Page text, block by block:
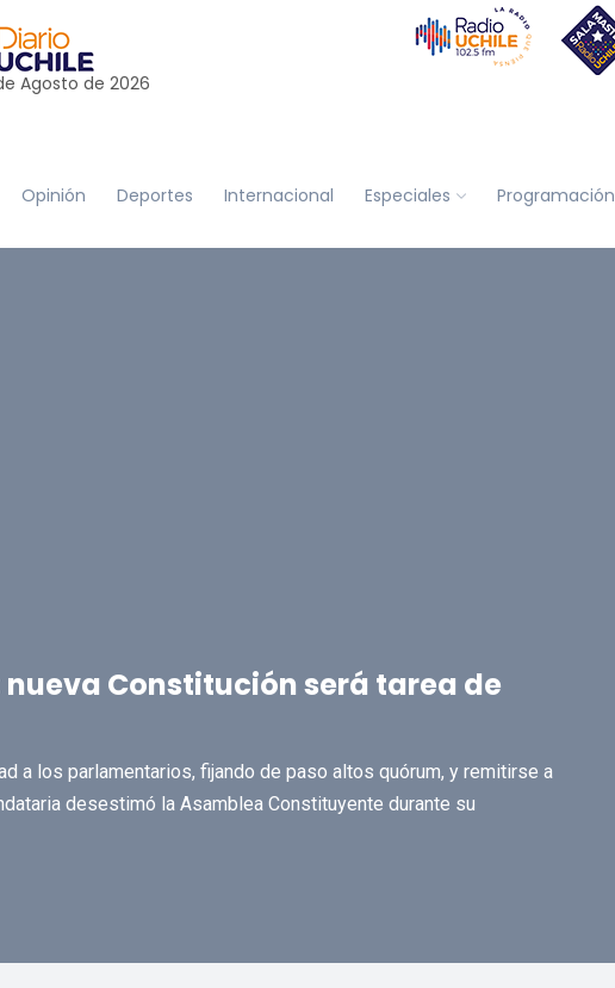
Agosto de 2026
Opinión Deportes Internacional Especiales Programación
Constitución será tarea de
a los parlamentarios, fijando de paso altos quórum, y remitirse a
desestimó la Asamblea Constituyente durante su